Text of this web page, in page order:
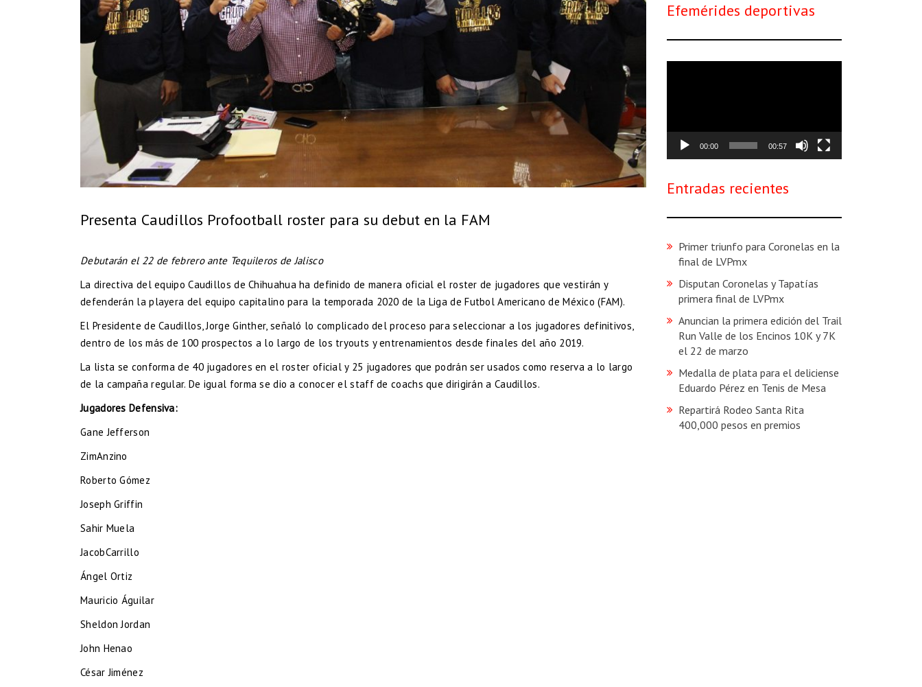
Presenta Caudillos Profootball roster para su debut en la FAM
Debutarán el 22 de febrero ante Tequileros de Jalisco
La directiva del equipo Caudillos de Chihuahua ha definido de manera oficial el roster de jugadores que vestirán y
defenderán la playera del equipo capitalino para la temporada 2020 de la Liga de Futbol Americano de México (FAM).
El Presidente de Caudillos, Jorge Ginther, señaló lo complicado del proceso para seleccionar a los jugadores definitivos,
dentro de los más de 100 prospectos a lo largo de los tryouts y entrenamientos desde finales del año 2019.
La lista se conforma de 40 jugadores en el roster oficial y 25 jugadores que podrán ser usados como reserva a lo largo
de la campaña regular. De igual forma se dio a conocer el staff de coachs que dirigirán a Caudillos.
Jugadores Defensiva:
Gane Jefferson
ZimAnzino
Roberto Gómez
Joseph Griffin
Sahir Muela
JacobCarrillo
Ángel Ortiz
Mauricio Águilar
Sheldon Jordan
John Henao
César Jiménez
Efemérides deportivas
00:00 00:57
Entradas recientes
Primer triunfo para Coronelas en la
final de LVPmx
Disputan Coronelas y Tapatías
primera final de LVPmx
Anuncian la primera edición del Trail
Run Valle de los Encinos 10K y 7K
el 22 de marzo
Medalla de plata para el deliciense
Eduardo Pérez en Tenis de Mesa
Repartirá Rodeo Santa Rita
400,000 pesos en premios